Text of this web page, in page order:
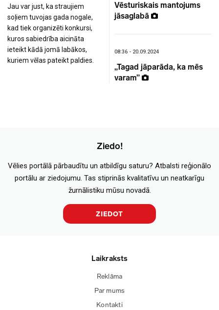
Jau var just, ka straujiem
soļiem tuvojas gada nogale,
kad tiek organizēti konkursi,
kuros sabiedrība aicināta
ieteikt kādā jomā labākos,
kuriem vēlas pateikt paldies.
Vēsturiskais mantojums
jāsaglabā
08:36 - 20.09.2024
„Tagad jāparāda, ka mēs
varam”
Ziedo!
Vēlies portālā pārbaudītu un atbildīgu saturu? Atbalsti reģionālo
portālu ar ziedojumu. Tas stiprinās kvalitatīvu un neatkarīgu
žurnālistiku mūsu novadā.
ZIEDOT
Laikraksts
Reklāma
Par mums
Kontakti